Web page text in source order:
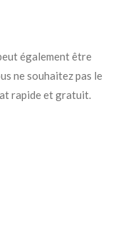
également être
ne souhaitez pas le
rapide et gratuit.